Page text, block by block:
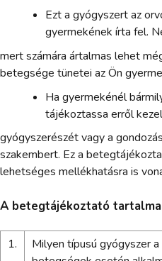
Ezt a gyógyszert az
gyermekének írta fel.
mert számára ártalmas lehet
betegsége tünetei az Ön
Ha gyermekénél
tájékoztassa erről
gyógyszerészét vagy a
szakembert. Ez a
lehetséges mellékhatásra is
A betegtájékoztató
1.
Milyen típusú gyógyszer